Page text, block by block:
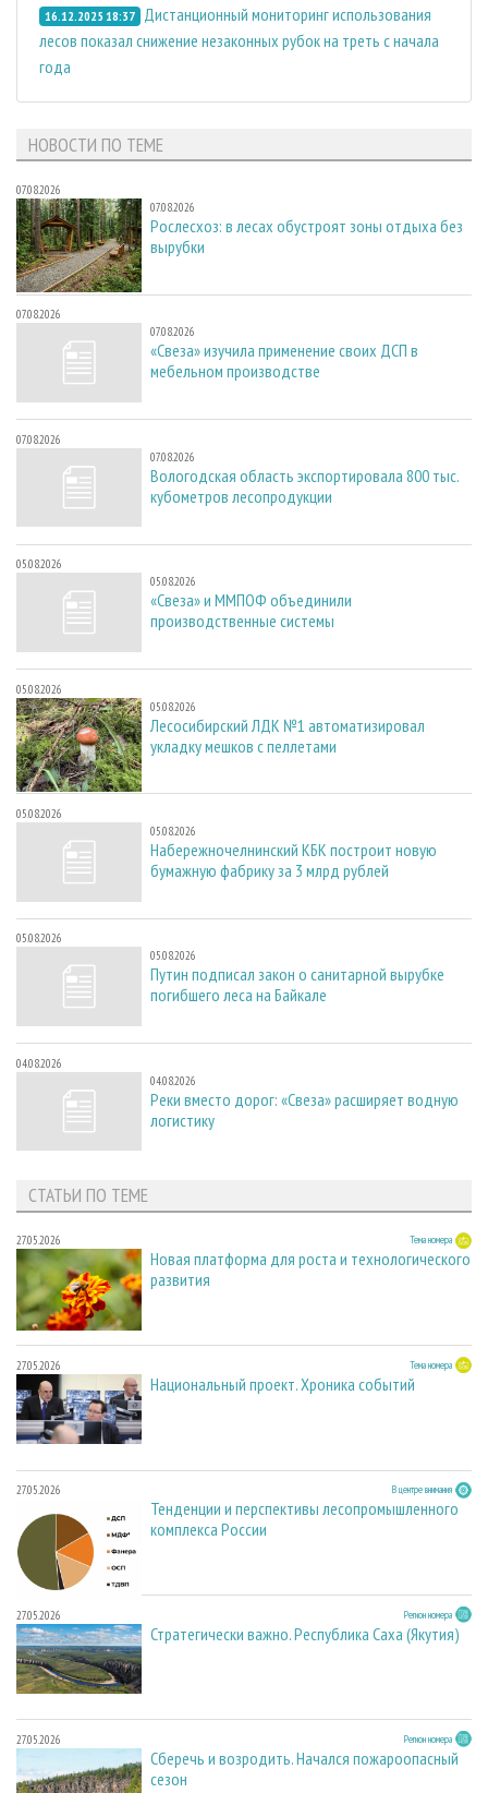
16.12.2025 18:37
Дистанционный мониторинг использования
лесов показал снижение незаконных рубок на треть с начала
года
НОВОСТИ ПО ТЕМЕ
07.08.2026
07.08.2026
Рослесхоз: в лесах обустроят зоны отдыха без
вырубки
07.08.2026
07.08.2026
«Свеза» изучила применение своих ДСП в
мебельном производстве
07.08.2026
07.08.2026
Вологодская область экспортировала 800 тыс.
кубометров лесопродукции
05.08.2026
05.08.2026
«Свеза» и ММПОФ объединили
производственные системы
05.08.2026
05.08.2026
Лесосибирский ЛДК №1 автоматизировал
укладку мешков с пеллетами
05.08.2026
05.08.2026
Набережночелнинский КБК построит новую
бумажную фабрику за 3 млрд рублей
05.08.2026
05.08.2026
Путин подписал закон о санитарной вырубке
погибшего леса на Байкале
04.08.2026
04.08.2026
Реки вместо дорог: «Свеза» расширяет водную
логистику
СТАТЬИ ПО ТЕМЕ
27.05.2026 Тема номера
Новая платформа для роста и технологического
развития
27.05.2026 Тема номера
Национальный проект. Хроника событий
27.05.2026 В центре внимания
Тенденции и перспективы лесопромышленного
комплекса России
27.05.2026 Регион номера
Стратегически важно. Республика Саха (Якутия)
27.05.2026 Регион номера
Сберечь и возродить. Начался пожароопасный
сезон